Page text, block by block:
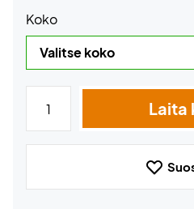
Koko
Laita